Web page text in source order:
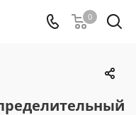
0